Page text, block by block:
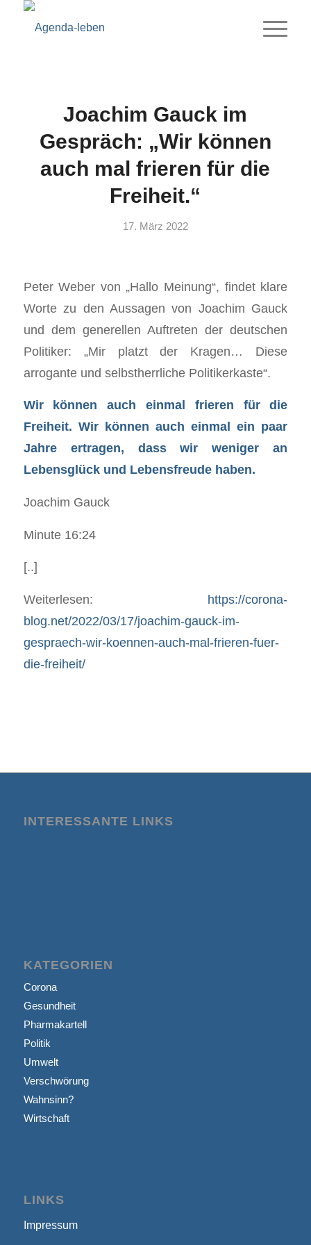
Joachim Gauck im
Gespräch: „Wir können
auch mal frieren für die
Freiheit.“
17. März 2022
Peter Weber von „Hallo Meinung“, findet klare
Worte zu den Aussagen von Joachim Gauck
und dem generellen Auftreten der deutschen
Politiker: „Mir platzt der Kragen… Diese
arrogante und selbstherrliche Politikerkaste“.
Wir können auch einmal frieren für die
Freiheit. Wir können auch einmal ein paar
Jahre ertragen, dass wir weniger an
Lebensglück und Lebensfreude haben.
Joachim Gauck
Minute 16:24
[..]
Weiterlesen: https://corona-
blog.net/2022/03/17/joachim-gauck-im-
gespraech-wir-koennen-auch-mal-frieren-fuer-
die-freiheit/
INTERESSANTE LINKS
KATEGORIEN
Corona
Gesundheit
Pharmakartell
Politik
Umwelt
Verschwörung
Wahnsinn?
Wirtschaft
LINKS
Impressum